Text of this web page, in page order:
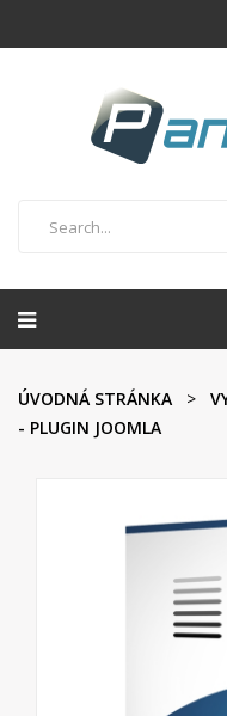
ÚVODNÁ STRÁNKA
- PLUGIN JOOMLA